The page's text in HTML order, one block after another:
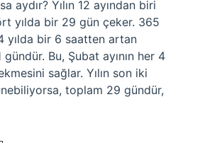
aydır? Yılın 12 ayından biri
yılda bir 29 gün çeker. 365
yılda bir 6 saatten artan
Bu, Şubat ayının her 4
sağlar. Yılın son iki
toplam 29 gündür,